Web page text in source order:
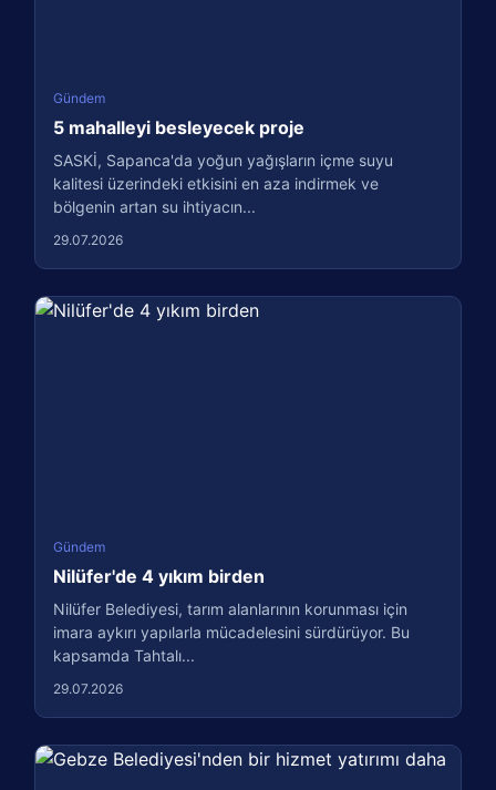
Gündem
5 mahalleyi besleyecek proje
SASKİ, Sapanca'da yoğun yağışların içme suyu
kalitesi üzerindeki etkisini en aza indirmek ve
bölgenin artan su ihtiyacın...
29.07.2026
Gündem
Nilüfer'de 4 yıkım birden
Nilüfer Belediyesi, tarım alanlarının korunması için
imara aykırı yapılarla mücadelesini sürdürüyor. Bu
kapsamda Tahtalı...
29.07.2026